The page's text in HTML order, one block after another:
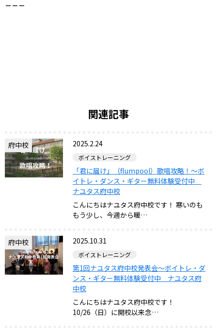
－－－
関連記事
府中校 2025.2.24
ボイストレーニング
「君に届け」（flumpool）歌唱攻略！～ボ
イトレ・ダンス・ギター無料体験受付中
ナユタス府中校
こんにちはナユタス府中校です！ 寒いのも
もう少し、今週から暖…
府中校 2025.10.31
ボイストレーニング
第1回ナユタス府中校発表会～ボイトレ・ダ
ンス・ギター無料体験受付中 ナユタス府
中校
こんにちはナユタス府中校です！
10/26（日）に開校以来念…